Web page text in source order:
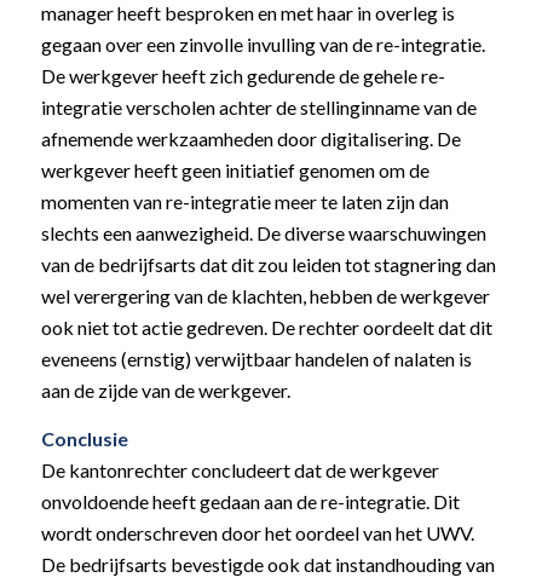
manager heeft besproken en met haar in overleg is
gegaan over een zinvolle invulling van de re-integratie.
De werkgever heeft zich gedurende de gehele re-
integratie verscholen achter de stellinginname van de
afnemende werkzaamheden door digitalisering. De
werkgever heeft geen initiatief genomen om de
momenten van re-integratie meer te laten zijn dan
slechts een aanwezigheid. De diverse waarschuwingen
van de bedrijfsarts dat dit zou leiden tot stagnering dan
wel verergering van de klachten, hebben de werkgever
ook niet tot actie gedreven. De rechter oordeelt dat dit
eveneens (ernstig) verwijtbaar handelen of nalaten is
aan de zijde van de werkgever.
Conclusie
De kantonrechter concludeert dat de werkgever
onvoldoende heeft gedaan aan de re-integratie. Dit
wordt onderschreven door het oordeel van het UWV.
De bedrijfsarts bevestigde ook dat instandhouding van